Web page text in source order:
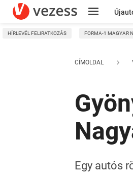
Kresz
HÍRLEVÉL FELIRATKOZÁS FORMA-1 MAGYAR
CÍMOLDAL
Egy autós